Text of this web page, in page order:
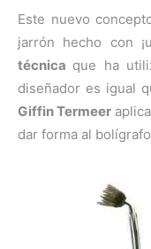
Este nuevo
jarrón hecho con
técnica que ha
diseñador es igual
Giffin Termeer aplica
dar forma al